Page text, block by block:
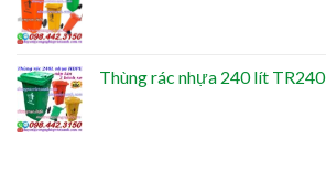
Thùng rác nhựa 240 lít TR240